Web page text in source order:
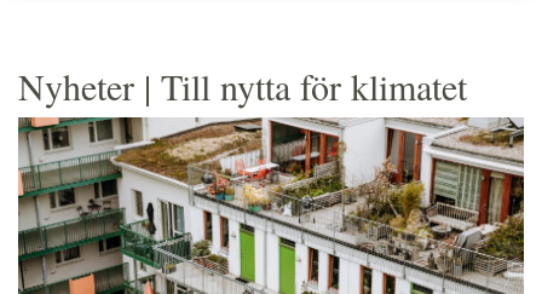
Nyheter | Till nytta för klimatet